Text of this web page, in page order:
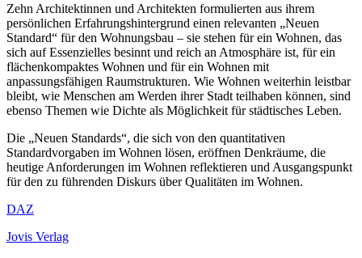
Zehn Architektinnen und Architekten formulierten aus ihrem
persönlichen Erfahrungshintergrund einen relevanten „Neuen
Standard“ für den Wohnungsbau – sie stehen für ein Wohnen, das
sich auf Essenzielles besinnt und reich an Atmosphäre ist, für ein
flächenkompaktes Wohnen und für ein Wohnen mit
anpassungsfähigen Raumstrukturen. Wie Wohnen weiterhin leistbar
bleibt, wie Menschen am Werden ihrer Stadt teilhaben können, sind
ebenso Themen wie Dichte als Möglichkeit für städtisches Leben.
Die „Neuen Standards“, die sich von den quantitativen
Standardvorgaben im Wohnen lösen, eröffnen Denkräume, die
heutige Anforderungen im Wohnen reflektieren und Ausgangspunkt
für den zu führenden Diskurs über Qualitäten im Wohnen.
DAZ
Jovis Verlag